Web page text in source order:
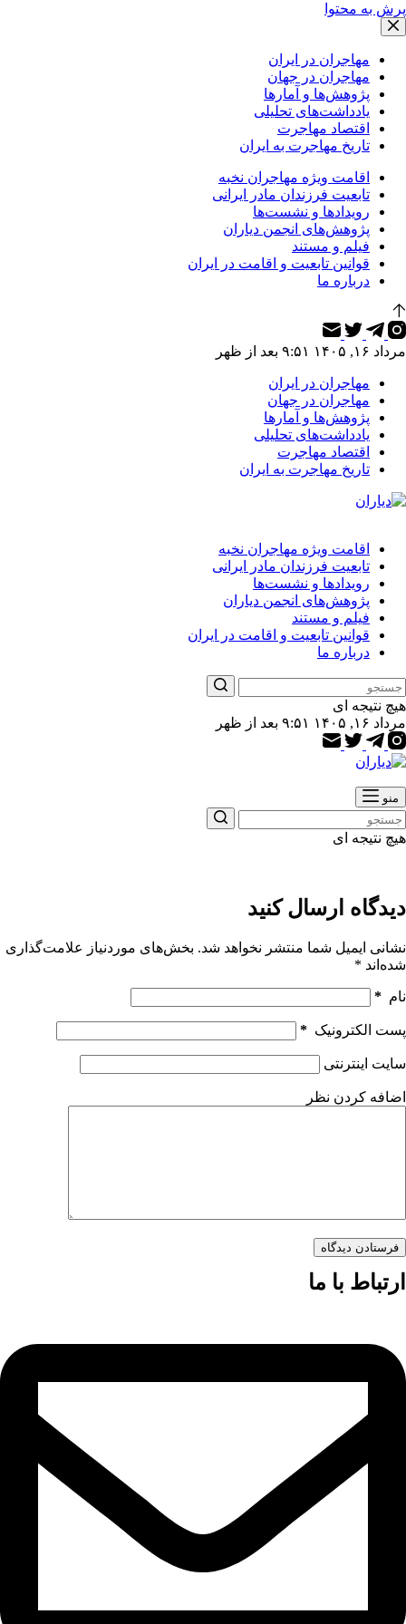
پرش به محتوا
مهاجران در ایران
مهاجران در جهان
پژوهش‌ها و آمارها
یادداشت‌های تحلیلی
اقتصاد مهاجرت
تاریخ مهاجرت به ایران
اقامت ویژه مهاجران نخبه
تابعیت فرزندان مادر ایرانی
رویدادها و نشست‌ها
پژوهش‌های انجمن دیاران
فیلم و مستند
قوانین تابعیت و اقامت در ایران
درباره ما
مرداد ۱۶, ۱۴۰۵ ۹:۵۱ بعد از ظهر
مهاجران در ایران
مهاجران در جهان
پژوهش‌ها و آمارها
یادداشت‌های تحلیلی
اقتصاد مهاجرت
تاریخ مهاجرت به ایران
اقامت ویژه مهاجران نخبه
تابعیت فرزندان مادر ایرانی
رویدادها و نشست‌ها
پژوهش‌های انجمن دیاران
فیلم و مستند
قوانین تابعیت و اقامت در ایران
درباره ما
هیچ نتیجه ای
مرداد ۱۶, ۱۴۰۵ ۹:۵۱ بعد از ظهر
منو
هیچ نتیجه ای
دیدگاه ارسال کنید
نشانی ایمیل شما منتشر نخواهد شد. بخش‌های موردنیاز علامت‌گذاری
شده‌اند *
نام *
پست الکترونیک *
سایت اینترنتی
اضافه کردن نظر
فرستادن دیدگاه
ارتباط با ما